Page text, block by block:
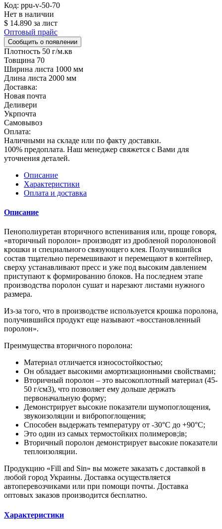
Код: ppu-v-50-70
Нет в наличии
$ 14.890 за лист
Оптовый прайс
Сообщить о появлении
Плотность 50 г/м.кв
Товщина 70
Ширина листа 1000 мм
Длина листа 2000 мм
Доставка:
Новая почта
Деливери
Укрпочта
Самовывоз
Оплата:
Наличными на складе или по факту доставки.
100% предоплата. Наш менеджер свяжется с Вами для
уточнения деталей.
Описание
Характеристики
Оплата и доставка
Описание
Пенополиуретан вторичного вспенивания или, проще говоря,
«вторичный поролон» производят из дробленой поролоновой
крошки и специального связующего клея. Получившийся
состав тщательно перемешивают и перемещают в контейнер,
сверху устанавливают пресс и уже под высоким давлением
приступают к формированию блоков. На последнем этапе
производства поролон сушат и нарезают листами нужного
размера.
Из-за того, что в производстве используется крошка поролона,
получившийся продукт еще называют «восстановленный
поролон».
Преимущества вторичного поролона:
Материал отличается износостойкостью;
Он обладает высокими амортизационными свойствами;
Вторичный поролон – это высокоплотный материал (45-
50 г/см3), что позволяет ему дольше держать
первоначальную форму;
Демонстрирует высокие показатели шумопоглощения,
звукоизоляции и вибропоглощения;
Способен выдержать температуру от -30°С до +90°С;
Это один из самых термостойких полимеров;ів;
Вторичный поролон демонстрирует высокие показатели
теплоизоляции.
Продукцию «Fill and Sin» вы можете заказать с доставкой в
любой город Украины. Доставка осуществляется
автоперевозчиками или при помощи почты. Доставка
оптовых заказов производится бесплатно.
Характеристики